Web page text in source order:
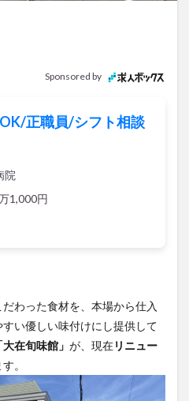
Sponsored by
正職員/シフト相談
院
1,000円
わった食材を、本場から仕入
い優しい味付けにし提供して
大在旬味館」 が、現在リニュー
。
サイゼリヤ
サウナ
クチキン
スイーツ
ウト
ハンバーガー
ペット
マキリシマ
ラクテンチ
レンタサイクル